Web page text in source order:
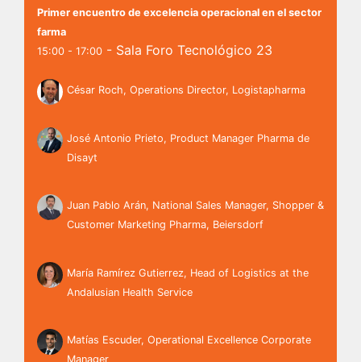
Primer encuentro de excelencia operacional en el sector
farma
15:00 - 17:00 - Sala Foro Tecnológico 23
César Roch, Operations Director, Logistapharma
José Antonio Prieto, Product Manager Pharma de
Disayt
Juan Pablo Arán, National Sales Manager, Shopper &
Customer Marketing Pharma, Beiersdorf
María Ramírez Gutierrez, Head of Logistics at the
Andalusian Health Service
Matías Escuder, Operational Excellence Corporate
Manager